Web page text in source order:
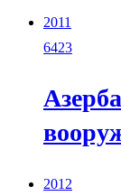
2011
6423
2012